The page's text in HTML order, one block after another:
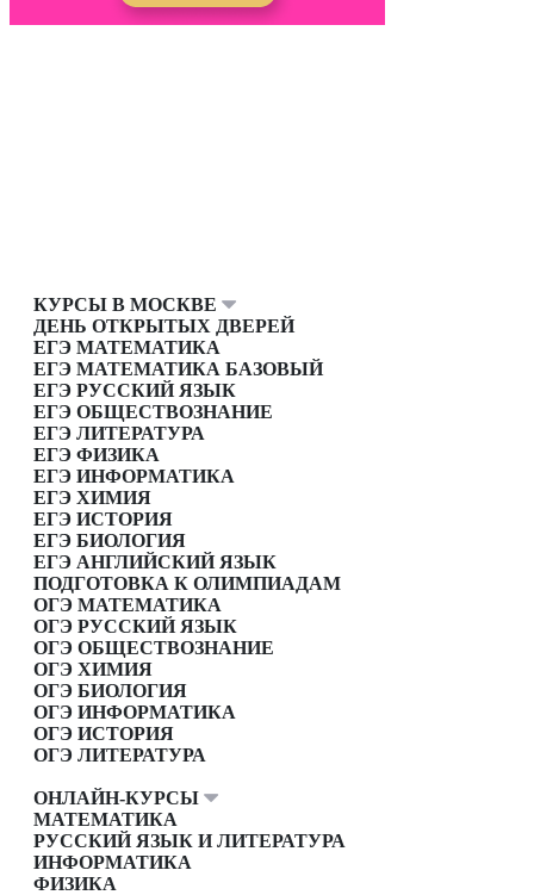
КУРСЫ В МОСКВЕ
ДЕНЬ ОТКРЫТЫХ ДВЕРЕЙ
ЕГЭ МАТЕМАТИКА
ЕГЭ МАТЕМАТИКА БАЗОВЫЙ
ЕГЭ РУССКИЙ ЯЗЫК
ЕГЭ ОБЩЕСТВОЗНАНИЕ
ЕГЭ ЛИТЕРАТУРА
ЕГЭ ФИЗИКА
ЕГЭ ИНФОРМАТИКА
ЕГЭ ХИМИЯ
ЕГЭ ИСТОРИЯ
ЕГЭ БИОЛОГИЯ
ЕГЭ АНГЛИЙСКИЙ ЯЗЫК
ПОДГОТОВКА К ОЛИМПИАДАМ
ОГЭ МАТЕМАТИКА
ОГЭ РУССКИЙ ЯЗЫК
ОГЭ ОБЩЕСТВОЗНАНИЕ
ОГЭ ХИМИЯ
ОГЭ БИОЛОГИЯ
ОГЭ ИНФОРМАТИКА
ОГЭ ИСТОРИЯ
ОГЭ ЛИТЕРАТУРА
ОНЛАЙН-КУРСЫ
МАТЕМАТИКА
РУССКИЙ ЯЗЫК И ЛИТЕРАТУРА
ИНФОРМАТИКА
ФИЗИКА